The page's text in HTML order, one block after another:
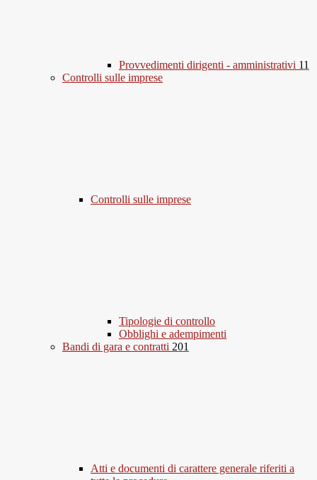
Provvedimenti dirigenti - amministrativi 11
Controlli sulle imprese
Controlli sulle imprese
Tipologie di controllo
Obblighi e adempimenti
Bandi di gara e contratti 201
Atti e documenti di carattere generale riferiti a